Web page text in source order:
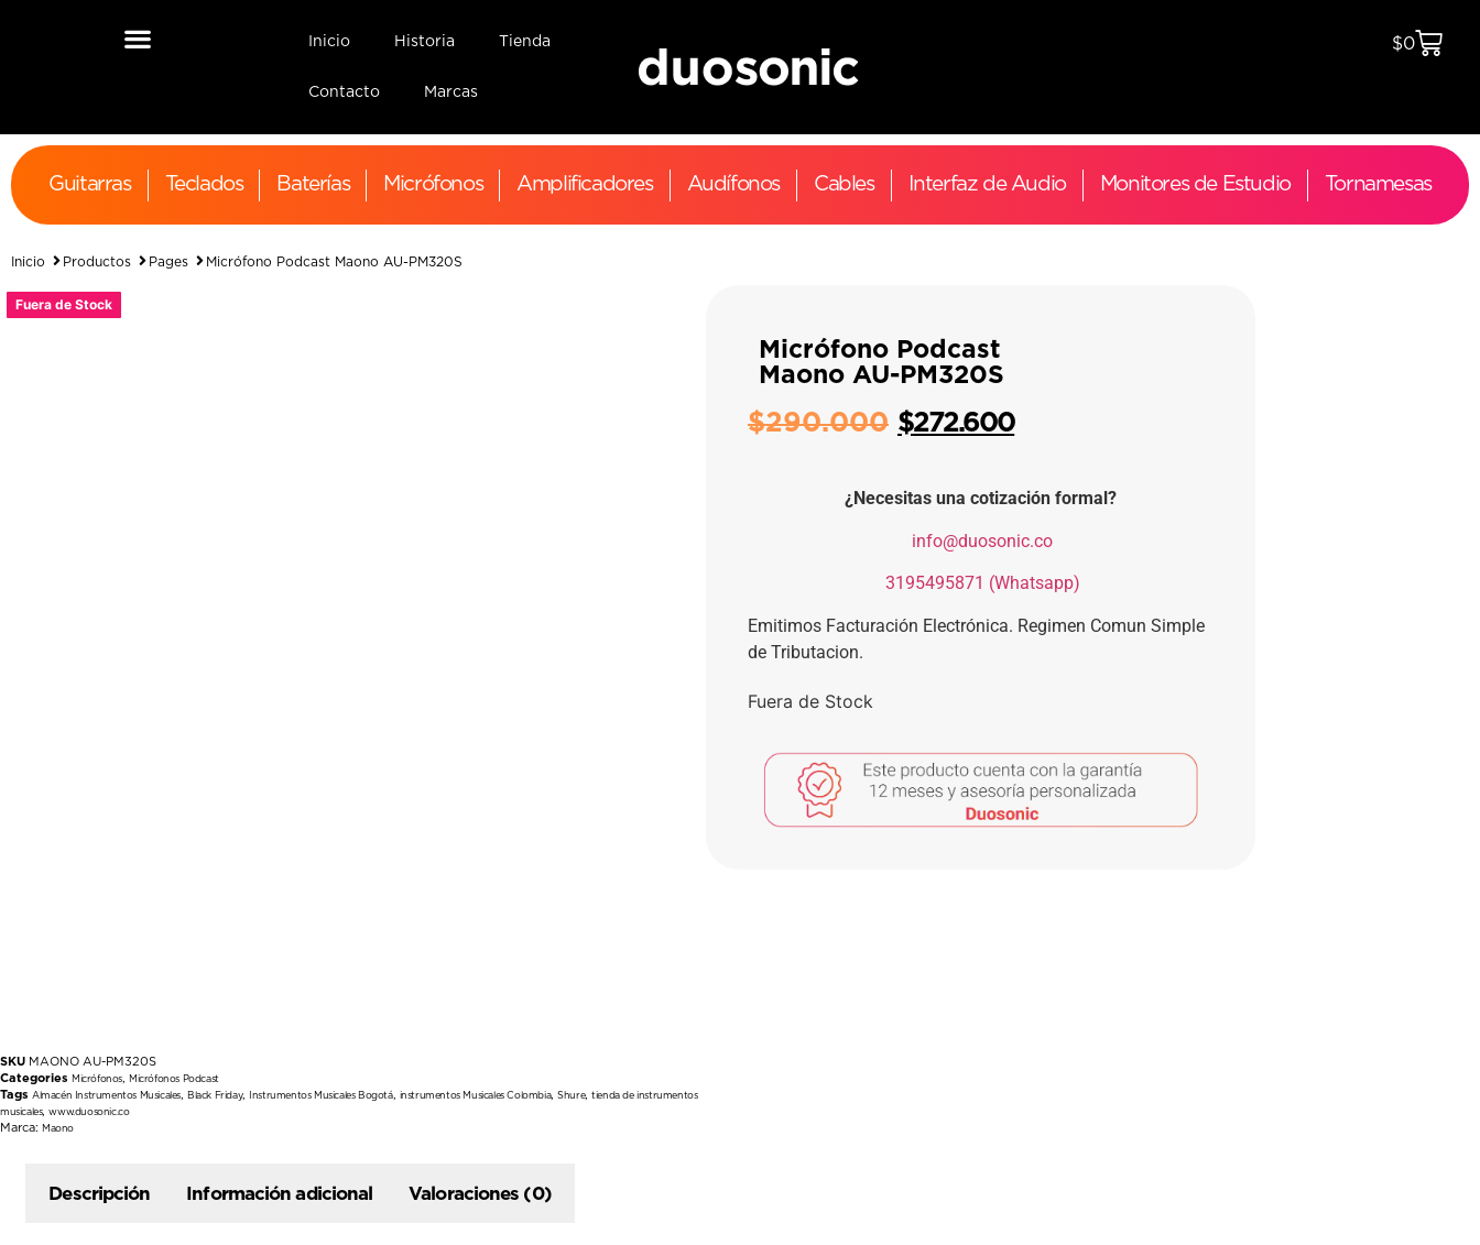
Inicio Historia Tienda
Contacto Marcas
$0
Guitarras Teclados Baterías Micrófonos Amplificadores Audífonos Cables Interfaz de Audio Monitores de Estudio Tornamesas
Inicio Productos Pages Micrófono Podcast Maono AU-PM320S
Fuera de Stock
SKU MAONO AU-PM320S
Categories Micrófonos, Micrófonos Podcast
Tags Almacén Instrumentos Musicales, Black Friday, Instrumentos Musicales Bogotá, instrumentos Musicales Colombia,Shure,tienda de instrumentos
musicales,www.duosonic.co
Marca: Maono
Micrófono Podcast
Maono AU-PM320S
$290.000 $272.600
¿Necesitas una cotización formal?
info@duosonic.co
3195495871 (Whatsapp)
Emitimos Facturación Electrónica. Regimen Comun Simple
de Tributacion.
Fuera de Stock
Descripción Información adicional Valoraciones (0)